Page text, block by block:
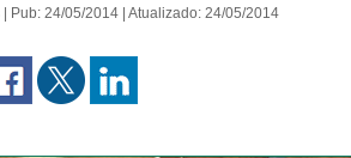
Pub: 24/05/2014 | Atualizado: 24/05/2014